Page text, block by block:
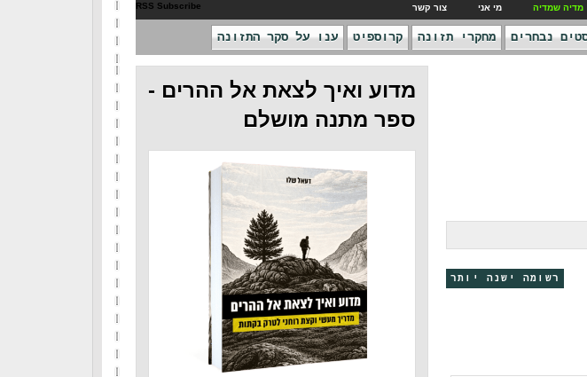
מדיה שמדיה מי אני צור קשר RSS Subscribe
נבחרים מחקרי תזונה קרוספיט ענו על סקר התזונה
רשומה ישנה יותר
מדוע ואיך לצאת אל ההרים -
ספר מתנה מושלם